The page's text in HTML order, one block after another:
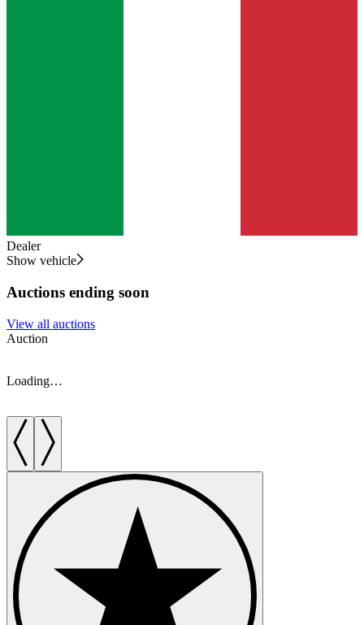
Dealer
Show vehicle
Auctions ending soon
View all auctions
Auction
Loading…